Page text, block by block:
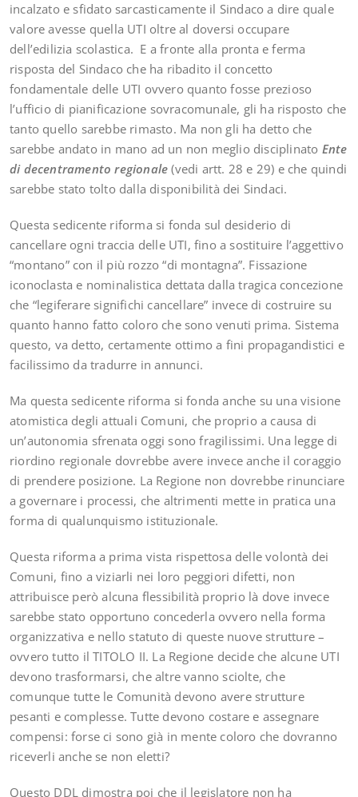
incalzato e sfidato sarcasticamente il Sindaco a dire quale
valore avesse quella UTI oltre al doversi occupare
dell’edilizia scolastica. E a fronte alla pronta e ferma
risposta del Sindaco che ha ribadito il concetto
fondamentale delle UTI ovvero quanto fosse prezioso
l’ufficio di pianificazione sovracomunale, gli ha risposto che
tanto quello sarebbe rimasto. Ma non gli ha detto che
sarebbe andato in mano ad un non meglio disciplinato Ente
di decentramento regionale (vedi artt. 28 e 29) e che quindi
sarebbe stato tolto dalla disponibilità dei Sindaci.
Questa sedicente riforma si fonda sul desiderio di
cancellare ogni traccia delle UTI, fino a sostituire l’aggettivo
“montano” con il più rozzo “di montagna”. Fissazione
iconoclasta e nominalistica dettata dalla tragica concezione
che “legiferare significhi cancellare” invece di costruire su
quanto hanno fatto coloro che sono venuti prima. Sistema
questo, va detto, certamente ottimo a fini propagandistici e
facilissimo da tradurre in annunci.
Ma questa sedicente riforma si fonda anche su una visione
atomistica degli attuali Comuni, che proprio a causa di
un’autonomia sfrenata oggi sono fragilissimi. Una legge di
riordino regionale dovrebbe avere invece anche il coraggio
di prendere posizione. La Regione non dovrebbe rinunciare
a governare i processi, che altrimenti mette in pratica una
forma di qualunquismo istituzionale.
Questa riforma a prima vista rispettosa delle volontà dei
Comuni, fino a viziarli nei loro peggiori difetti, non
attribuisce però alcuna flessibilità proprio là dove invece
sarebbe stato opportuno concederla ovvero nella forma
organizzativa e nello statuto di queste nuove strutture –
ovvero tutto il TITOLO II. La Regione decide che alcune UTI
devono trasformarsi, che altre vanno sciolte, che
comunque tutte le Comunità devono avere strutture
pesanti e complesse. Tutte devono costare e assegnare
compensi: forse ci sono già in mente coloro che dovranno
riceverli anche se non eletti?
Questo DDL dimostra poi che il legislatore non ha